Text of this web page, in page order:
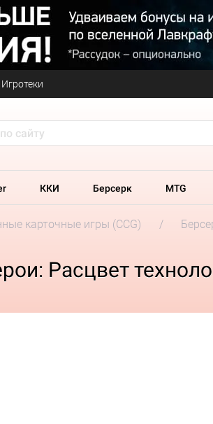
Игротеки
ККИ Берсерк MTG
карточные игры (CCG)
Расцвет